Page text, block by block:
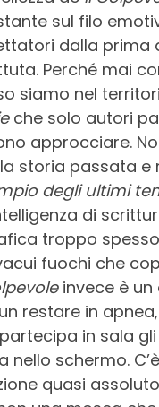
sul filo
dalla prima
Perché mai
siamo nel
che solo autori
approcciare.
storia passata e
degli ultimi
di
troppo
fuochi che
invece è un
restare in
in sala
nello schermo.
quasi